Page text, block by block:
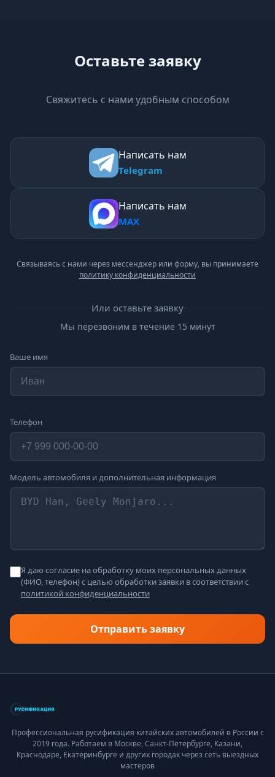
Оставьте заявку
Свяжитесь с нами удобным способом
Написать нам
Telegram
Написать нам
MAX
Связываясь с нами через мессенджер или форму, вы принимаете
политику конфиденциальности
Или оставьте заявку
Мы перезвоним в течение 15 минут
Ваше имя
Телефон
Модель автомобиля и дополнительная информация
Я даю согласие на обработку моих персональных данных
(ФИО, телефон) с целью обработки заявки в соответствии с
политикой конфиденциальности
Отправить заявку
Профессиональная русификация китайских автомобилей в России с
2019 года. Работаем в Москве, Санкт-Петербурге, Казани,
Краснодаре, Екатеринбурге и других городах через сеть выездных
мастеров